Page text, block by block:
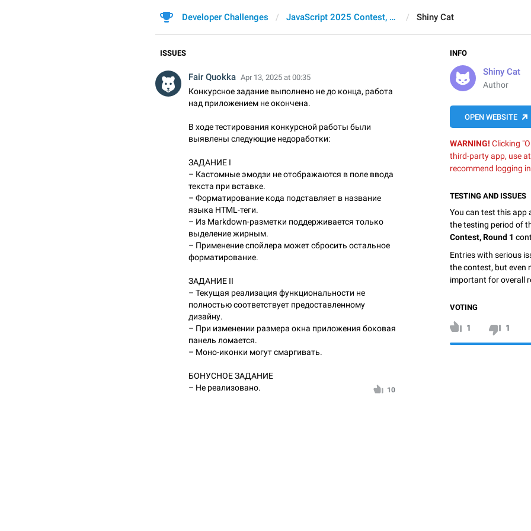
Developer Challenges JavaScript 2025 Contest, Round 1 Shiny Cat
INFO
Shiny Cat
Author
OPEN WEBSITE
WARNING! Clicking
third-party app, use
recommend logging
TESTING AND ISSUES
You can test this app
the testing period of
Contest, Round 1
Entries with serious
the contest, but even
important for overall
VOTING
1 1
ISSUES
Fair Quokka Apr 13, 2025 at 00:35
Конкурсное задание выполнено не до конца, работа
над приложением не окончена.
В ходе тестирования конкурсной работы были
выявлены следующие недоработки:
ЗАДАНИЕ I
– Кастомные эмодзи не отображаются в поле ввода
текста при вставке.
– Форматирование кода подставляет в название
языка HTML-теги.
– Из Markdown-разметки поддерживается только
выделение жирным.
– Применение спойлера может сбросить остальное
форматирование.
ЗАДАНИЕ II
– Текущая реализация функциональности не
полностью соответствует предоставленному
дизайну.
– При изменении размера окна приложения боковая
панель ломается.
– Моно-иконки могут смаргивать.
БОНУСНОЕ ЗАДАНИЕ
– Не реализовано.
10